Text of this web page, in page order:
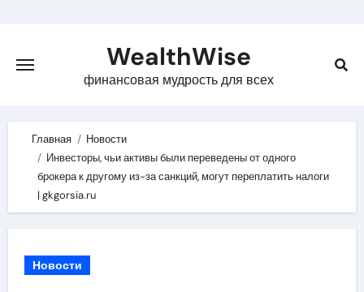
content
WealthWise
финансовая мудрость для всех
Главная
Новости
Инвесторы, чьи активы были переведены от одного
брокера к другому из-за санкций, могут переплатить налоги
| gkgorsia.ru
Новости